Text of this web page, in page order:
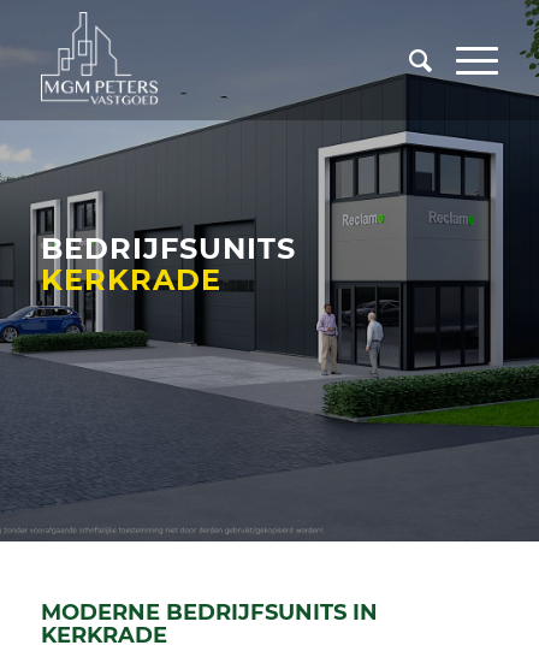
BEDRIJFSUNITS
KERKRADE
MODERNE BEDRIJFSUNITS IN
KERKRADE